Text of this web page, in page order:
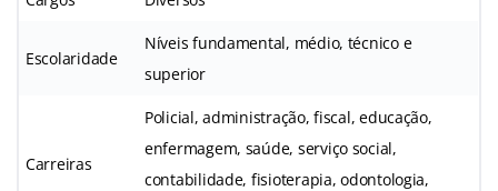
Escolaridade
Níveis fundamental, médio, técnico e
superior
Carreiras
Policial, administração, fiscal, educação,
enfermagem, saúde, serviço social,
contabilidade, fisioterapia, odontologia,